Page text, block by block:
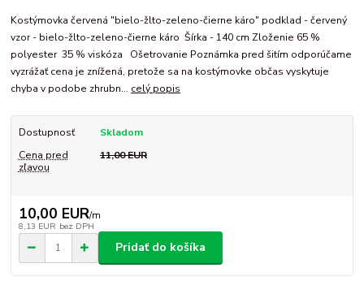
Kostýmovka červená "bielo-žlto-zeleno-čierne káro" podklad - červený
vzor - bielo-žlto-zeleno-čierne káro Šírka - 140 cm Zloženie 65 %
polyester 35 % viskóza Ošetrovanie Poznámka pred šitím odporúčame
vyzrážať cena je znížená, pretože sa na kostýmovke občas vyskytuje
chyba v podobe zhrubn... celý popis
Dostupnosť
Skladom
Cena pred
zľavou
11,00 EUR
10,00 EUR/m
8,13 EUR bez DPH
Pridať do košíka